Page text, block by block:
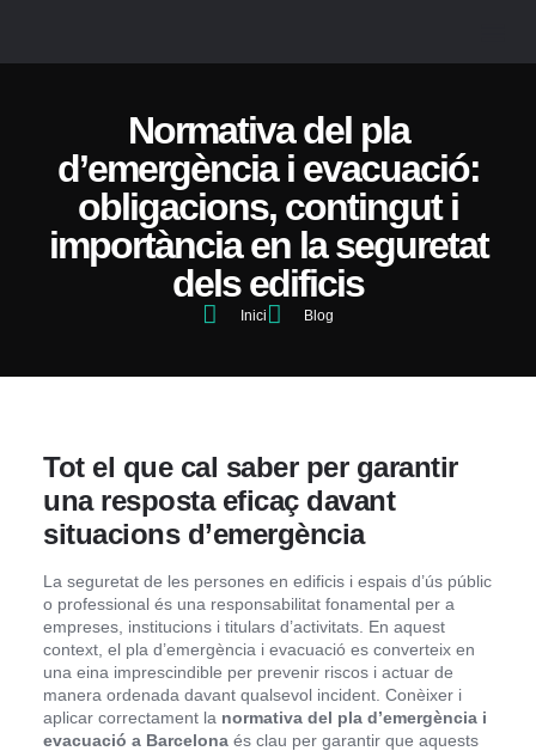
Normativa del pla
d’emergència i evacuació:
obligacions, contingut i
importància en la seguretat
dels edificis
Inici Blog
Tot el que cal saber per garantir
una resposta eficaç davant
situacions d’emergència
La seguretat de les persones en edificis i espais d’ús públic
o professional és una responsabilitat fonamental per a
empreses, institucions i titulars d’activitats. En aquest
context, el pla d’emergència i evacuació es converteix en
una eina imprescindible per prevenir riscos i actuar de
manera ordenada davant qualsevol incident. Conèixer i
aplicar correctament la normativa del pla d’emergència i
evacuació a Barcelona és clau per garantir que aquests